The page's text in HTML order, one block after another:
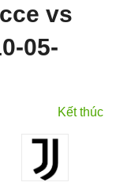
vs
05-
Kết thúc